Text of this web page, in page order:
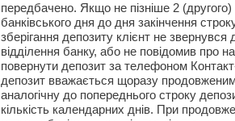
передбачено. Якщо не пізніше 2 (другого)
банківського дня до дня закінчення
зберігання депозиту клієнт не звернувся
відділення банку, або не повідомив про
повернути депозит за телефоном
депозит вважається щоразу
аналогічну до попереднього строку
кількість календарних днів. При